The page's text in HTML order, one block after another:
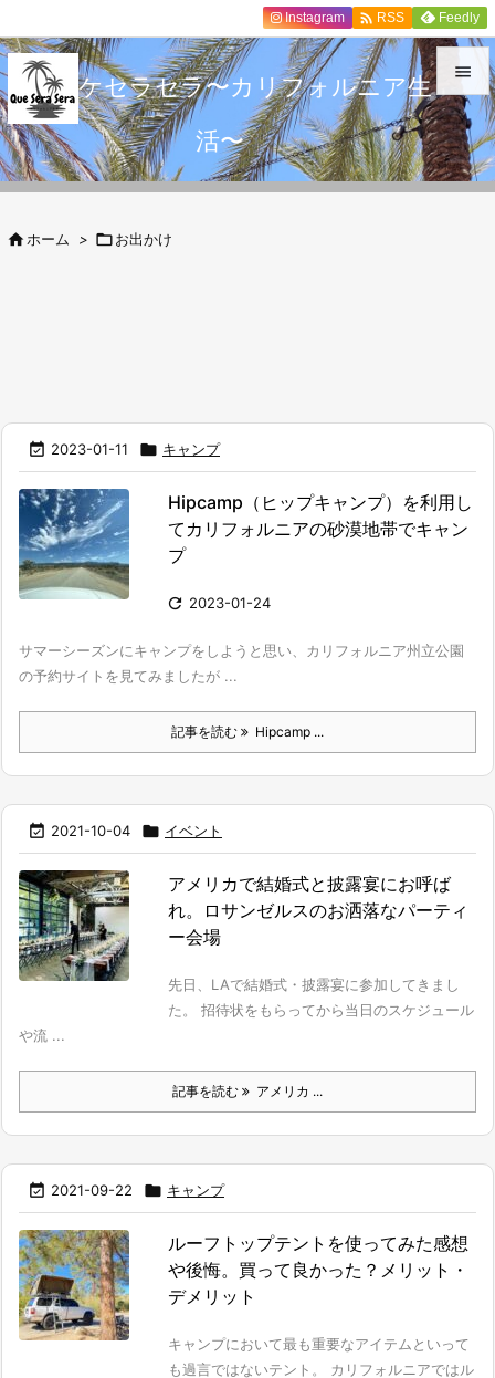
ケセラセラ〜カリフォルニア生
活〜


メニュ

サイド
Instagram  RSS Feedly
ホーム > お出かけ
 2023-01-11  キャンプ
Hipcamp（ヒップキャンプ）を利用し
てカリフォルニアの砂漠地帯でキャン
プ
 2023-01-24
サマーシーズンにキャンプをしようと思い、カリフォルニア州立公園
の予約サイトを見てみましたが ...
記事を読む Hipcamp ...
 2021-10-04  イベント
アメリカで結婚式と披露宴にお呼ば
れ。ロサンゼルスのお洒落なパーティ
ー会場
先日、LAで結婚式・披露宴に参加してきまし
た。 招待状をもらってから当日のスケジュール
や流 ...
記事を読む アメリカ ...
 2021-09-22  キャンプ
ルーフトップテントを使ってみた感想
や後悔。買って良かった？メリット・
デメリット
キャンプにおいて最も重要なアイテムといって
も過言ではないテント。 カリフォルニアではル